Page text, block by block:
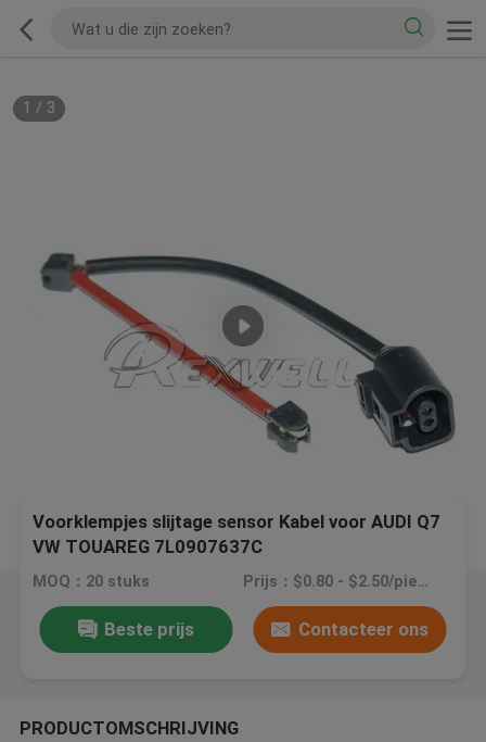
1 / 3
Voorklempjes slijtage sensor Kabel voor AUDI Q7
VW TOUAREG 7L0907637C
MOQ：20 stuks Prijs：$0.80 - $2.50/pieces
Beste prijs Contacteer ons
PRODUCTOMSCHRIJVING